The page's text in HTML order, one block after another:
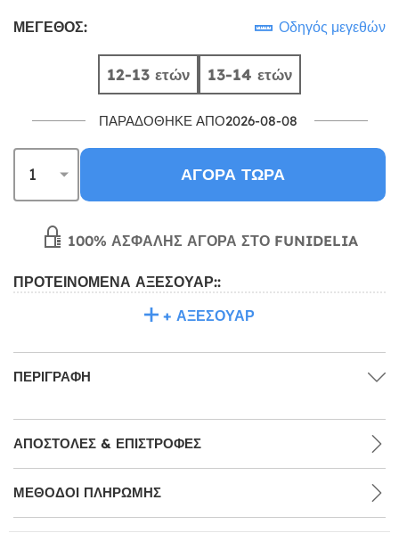
ΜΈΓΕΘΟΣ: Οδηγός μεγεθών
12-13 ετών 13-14 ετών
ΠΑΡΑΔΌΘΗΚΕ ΑΠΌ2026-08-08
ΑΓΟΡΆ ΤΏΡΑ
100% ΑΣΦΑΛΉΣ ΑΓΟΡΆ ΣΤΟ FUNIDELIA
ΠΡΟΤΕΙΝΌΜΕΝΑ ΑΞΕΣΟΥΆΡ::
+ ΑΞΕΣΟΥΆΡ
ΠΕΡΙΓΡΑΦΉ
ΑΠΟΣΤΟΛΈΣ & ΕΠΙΣΤΡΟΦΈΣ
ΜΕΘΌΔΟΙ ΠΛΗΡΩΜΉΣ